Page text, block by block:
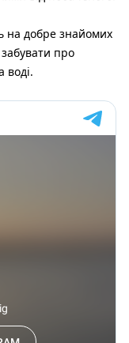
на добре знайомих
про
воді.